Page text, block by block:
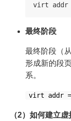
最终阶段
最终阶段（从
形成新的段
系。
virt addr =
（2）如何建立